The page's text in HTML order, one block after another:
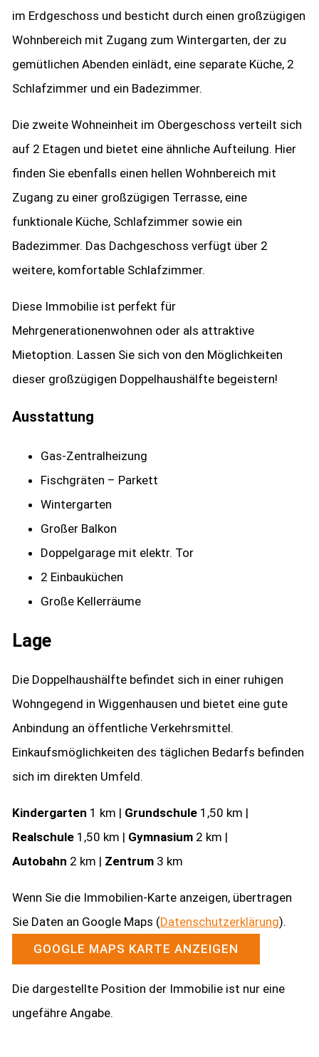
im Erdgeschoss und besticht durch einen großzügigen
Wohnbereich mit Zugang zum Wintergarten, der zu
gemütlichen Abenden einlädt, eine separate Küche, 2
Schlafzimmer und ein Badezimmer.
Die zweite Wohneinheit im Obergeschoss verteilt sich
auf 2 Etagen und bietet eine ähnliche Aufteilung. Hier
finden Sie ebenfalls einen hellen Wohnbereich mit
Zugang zu einer großzügigen Terrasse, eine
funktionale Küche, Schlafzimmer sowie ein
Badezimmer. Das Dachgeschoss verfügt über 2
weitere, komfortable Schlafzimmer.
Diese Immobilie ist perfekt für
Mehrgenerationenwohnen oder als attraktive
Mietoption. Lassen Sie sich von den Möglichkeiten
dieser großzügigen Doppelhaushälfte begeistern!
Ausstattung
Gas-Zentralheizung
Fischgräten – Parkett
Wintergarten
Großer Balkon
Doppelgarage mit elektr. Tor
2 Einbauküchen
Große Kellerräume
Lage
Die Doppelhaushälfte befindet sich in einer ruhigen
Wohngegend in Wiggenhausen und bietet eine gute
Anbindung an öffentliche Verkehrsmittel.
Einkaufsmöglichkeiten des täglichen Bedarfs befinden
sich im direkten Umfeld.
Kindergarten 1 km | Grundschule 1,50 km |
Realschule 1,50 km | Gymnasium 2 km |
Autobahn 2 km | Zentrum 3 km
Wenn Sie die Immobilien-Karte anzeigen, übertragen
Sie Daten an Google Maps (Datenschutzerklärung).
GOOGLE MAPS KARTE ANZEIGEN
Die dargestellte Position der Immobilie ist nur eine
ungefähre Angabe.